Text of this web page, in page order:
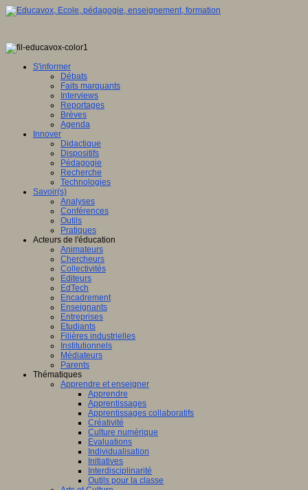
S'informer
Débats
Faits marquants
Interviews
Reportages
Brèves
Agenda
Innover
Didactique
Dispositifs
Pédagogie
Recherche
Technologies
Savoir(s)
Analyses
Conférences
Outils
Pratiques
Acteurs de l'éducation
Animateurs
Chercheurs
Collectivités
Editeurs
EdTech
Encadrement
Enseignants
Entreprises
Etudiants
Filières industrielles
Institutionnels
Médiateurs
Parents
Thématiques
Apprendre et enseigner
Apprendre
Apprentissages
Apprentissages collaboratifs
Créativité
Culture numérique
Evaluations
Individualisation
Initiatives
Interdisciplinarité
Outils pour la classe